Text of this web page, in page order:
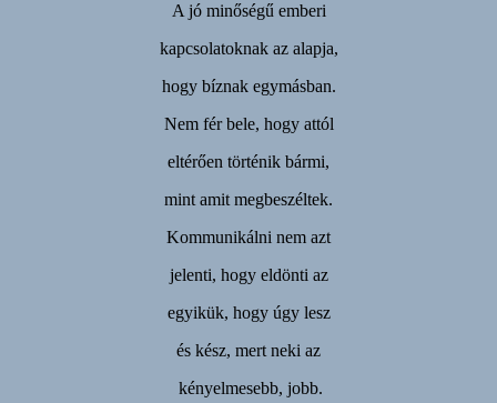
A jó minőségű emberi
kapcsolatoknak az alapja,
hogy bíznak egymásban.
Nem fér bele, hogy attól
eltérően történik bármi,
mint amit megbeszéltek.
Kommunikálni nem azt
jelenti, hogy eldönti az
egyikük, hogy úgy lesz
és kész, mert neki az
kényelmesebb, jobb.